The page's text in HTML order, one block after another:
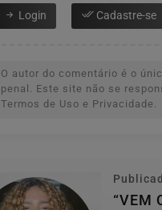
Login Cadastre-se
O autor do comentário é o
penal. Este site não se
Termos de Uso e Privacidade.
“VEM